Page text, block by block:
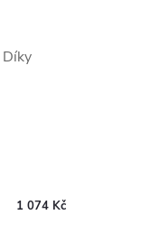
1 074 Kč